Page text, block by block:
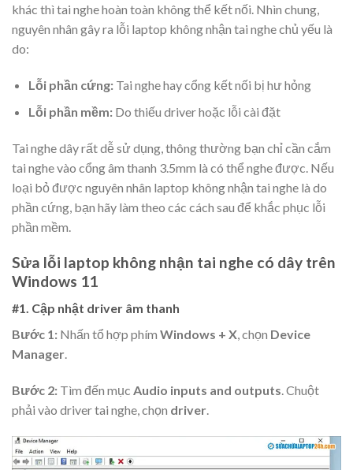
khác thì tai nghe hoàn toàn không thể kết nối. Nhìn chung,
nguyên nhân gây ra lỗi laptop không nhận tai nghe chủ yếu là
do:
Lỗi phần cứng:Tai nghe hay cổng kết nối bị hư hỏng
Lỗi phần mềm: Do thiếu driver hoặc lỗi cài đặt
Tai nghe dây rất dễ sử dụng, thông thường bạn chỉ cần cắm
tai nghe vào cổng âm thanh 3.5mm là có thể nghe được. Nếu
loại bỏ được nguyên nhân laptop không nhận tai nghe là do
phần cứng, bạn hãy làm theo các cách sau để khắc phục lỗi
phần mềm.
Sửa lỗi laptop không nhận tai nghe có dây trên
Windows 11
#1. Cập nhật driver âm thanh
Bước 1: Nhấn tổ hợp phím Windows + X, chọn Device
Manager.
Bước 2: Tìm đến mục Audio inputs and outputs. Chuột
phải vào driver tai nghe, chọn driver.